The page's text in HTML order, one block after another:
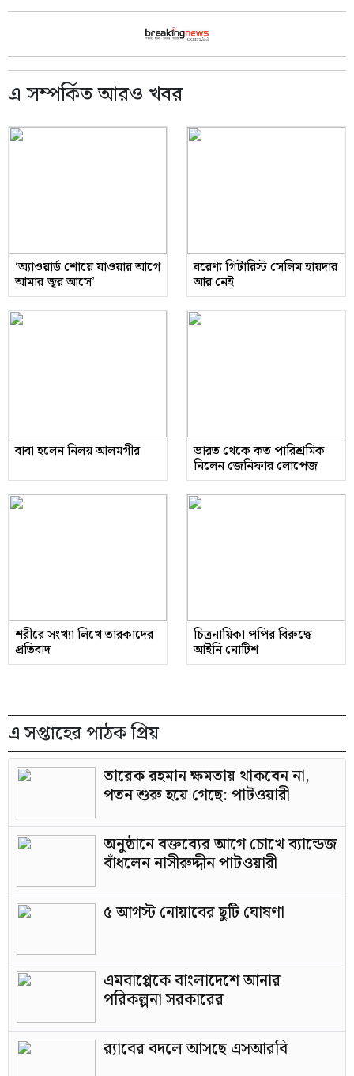
এ সম্পর্কিত আরও খবর
‘অ্যাওয়ার্ড শোয়ে যাওয়ার আগে
আমার জ্বর আসে’
বরেণ্য গিটারিস্ট সেলিম হায়দার
আর নেই
বাবা হলেন নিলয় আলমগীর ভারত থেকে কত পারিশ্রমিক
নিলেন জেনিফার লোপেজ
শরীরে সংখ্যা লিখে তারকাদের
প্রতিবাদ
চিত্রনায়িকা পপির বিরুদ্ধে
আইনি নোটিশ
এ সপ্তাহের পাঠক প্রিয়
তারেক রহমান ক্ষমতায় থাকবেন না,
পতন শুরু হয়ে গেছে: পাটওয়ারী
অনুষ্ঠানে বক্তব্যের আগে চোখে ব্যান্ডেজ
বাঁধলেন নাসীরুদ্দীন পাটওয়ারী
৫ আগস্ট নোয়াবের ছুটি ঘোষণা
এমবাপ্পেকে বাংলাদেশে আনার
পরিকল্পনা সরকারের
র‍্যাবের বদলে আসছে এসআরবি